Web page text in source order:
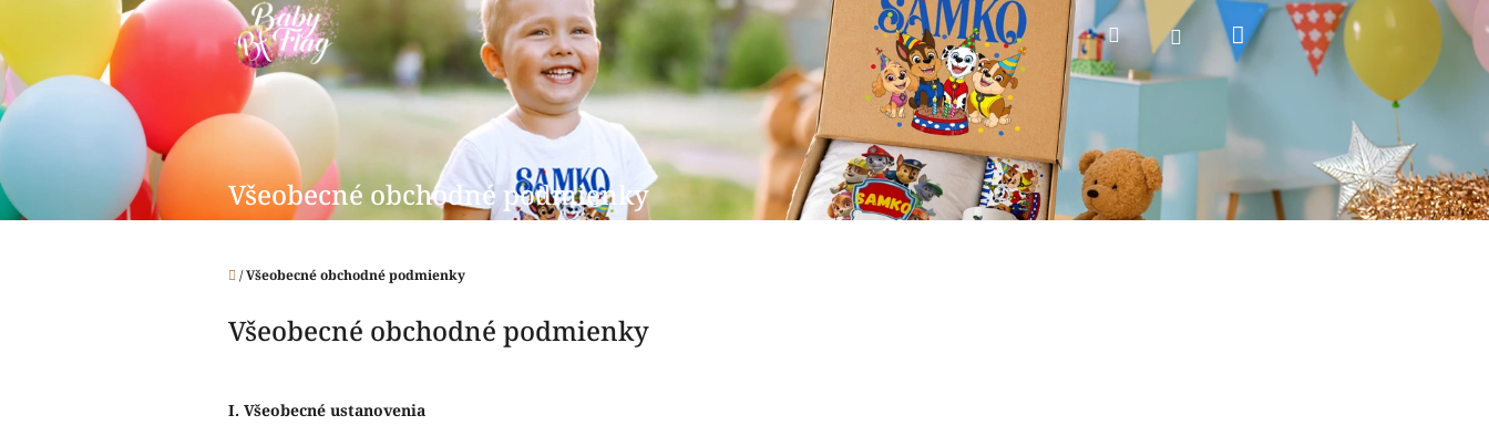
obsah
HľadaťPrihlásenieNákupný
Všeobecné obchodné podmienky
Domov
/Všeobecné obchodné podmienky
Všeobecné obchodné podmienky
I. Všeobecné ustanovenia